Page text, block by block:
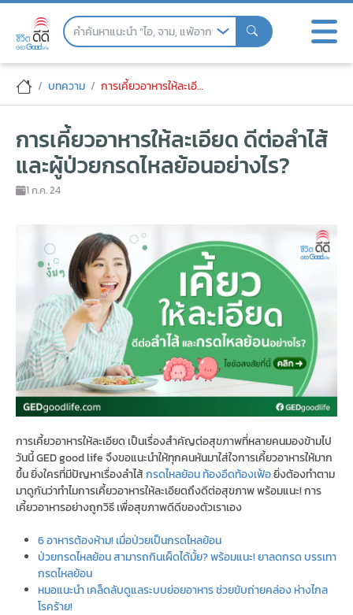
Skip
การเคี้ยวอาหารให้ละเอียด ดีต่อลำไส้ และ
บทความ การเคี้ยวอาหารให้ละเอียด ดีต่อลำไส้ และผู้ป่วยกรดไหลย้อนอย่างไร?
การเคี้ยวอาหารให้ละเอียด ดีต่อลำไส้
และผู้ป่วยกรดไหลย้อนอย่างไร?
1 ก.ค. 24
การเคี้ยวอาหารให้ละเอียด เป็นเรื่องสำคัญต่อสุขภาพที่หลายคนมองข้ามไป
วันนี้ GED good life จึงขอแนะนำให้ทุกคนหันมาใส่ใจการเคี้ยวอาหารให้มาก
ขึ้น ยิ่งใครที่มีปัญหาเรื่องลำไส้ กรดไหลย้อนท้องอืดท้องเฟ้อยิ่งต้องทำตาม
มาดูกันว่าทำไมการเคี้ยวอาหารให้ละเอียดถึงดีต่อสุขภาพ พร้อมแนะ! การ
เคี้ยวอาหารอย่างถูกวิธี เพื่อสุขภาพดีดีของตัวเราเอง
6 อาหารต้องห้าม! เมื่อป่วยเป็นกรดไหลย้อน
ป่วยกรดไหลย้อน สามารถกินเผ็ดได้มั้ย? พร้อมแนะ! ยาลดกรด บรรเทา
กรดไหลย้อน
หมอแนะนำ เคล็ดลับดูแลระบบย่อยอาหาร ช่วยขับถ่ายคล่อง ห่างไกล
โรคร้าย!